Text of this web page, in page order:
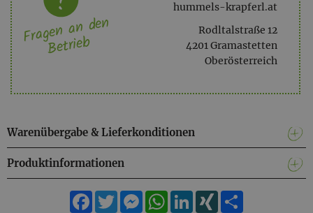
hummels-krapferl.at
Rodltalstraße 12
4201 Gramastetten
Oberösterreich
Fragen an den
Betrieb
Warenübergabe & Lieferkonditionen
Produktinformationen
Facebook
TwitterMessengerWhatsApp
LinkedIn
XING